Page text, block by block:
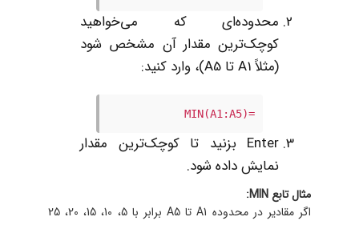
محدوده‌ای که می‌خواهید
کوچک‌ترین مقدار آن مشخص شود
(مثلاً A1 تا A5)، وارد کنید:
=MIN(A1:A5)
Enter بزنید تا کوچک‌ترین مقدار
نمایش داده شود.
مثال تابع MIN:
اگر مقادیر در محدوده A1 تا A5 برابر با 5، 10، 15، 20، 25